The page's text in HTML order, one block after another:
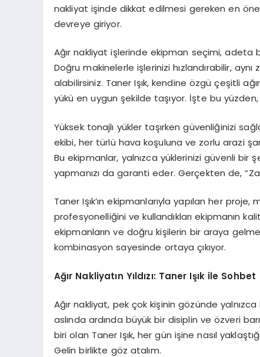
nakliyat işinde dikkat edilmesi gereken en
devreye giriyor.
Ağır nakliyat işlerinde ekipman seçimi, adeta
Doğru makinelerle işlerinizi hızlandırabilir,
alabilirsiniz. Taner Işık, kendine özgü çeşitli
yükü en uygun şekilde taşıyor. İşte bu
Yüksek tonajlı yükler taşırken güvenliğinizi
ekibi, her türlü hava koşuluna ve zorlu arazi
Bu ekipmanlar, yalnızca yüklerinizi güvenli bir
yapmanızı da garanti eder. Gerçekten de,
Taner Işık’ın ekipmanlarıyla yapılan her
profesyonelliğini ve kullandıkları ekipmanın
ekipmanların ve doğru kişilerin bir araya
kombinasyon sayesinde ortaya çıkıyor.
Ağır Nakliyatın Yıldızı: Taner Işık ile Sohbet
Ağır nakliyat, pek çok kişinin gözünde
aslında ardında büyük bir disiplin ve özveri
biri olan Taner Işık, her gün işine nasıl
Gelin birlikte göz atalım.